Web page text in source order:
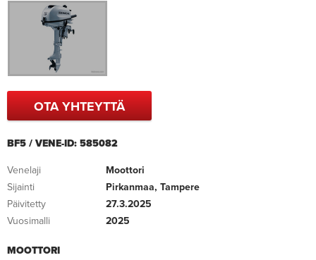
OTA YHTEYTTÄ
BF5 / VENE-ID: 585082
Venelaji
Moottori
Sijainti
Pirkanmaa, Tampere
Päivitetty
27.3.2025
Vuosimalli
2025
MOOTTORI